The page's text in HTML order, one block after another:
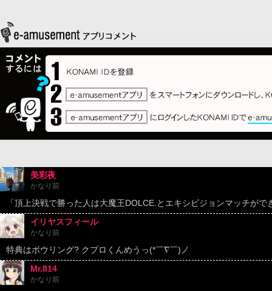
美彩夜
かなり前
「頂上決戦で勝った人は大魔王DOLCE.とエキシビジョンマッチが
イリヤスフィール
かなり前
特典はボウリング? クプロくんめうっ(*￣∇￣)ノ
Mr.814
かなり前